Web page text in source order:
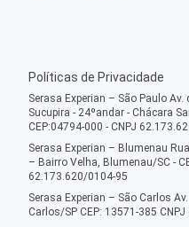
Políticas de Privacidade
Serasa Experian – São Paulo
Sucupira - 24ºandar - Chácara
CEP:04794-000 - CNPJ
Serasa Experian – Blumenau
– Bairro Velha, Blumenau/SC -
62.173.620/0104-95
Serasa Experian – São Carlos
Carlos/SP CEP: 13571-385